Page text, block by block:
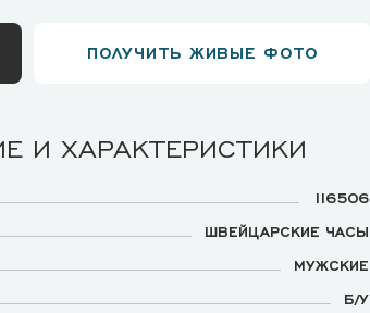
ПОЛУЧИТЬ ЖИВЫЕ ФОТО
И ХАРАКТЕРИСТИКИ
116506
ШВЕЙЦАРСКИЕ ЧАСЫ
МУЖСКИЕ
Б/У